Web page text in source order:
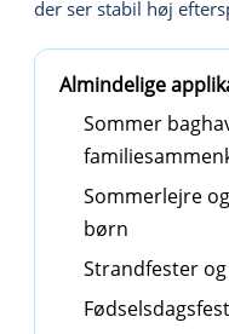
der ser stabil høj
Almindelige
Sommer
Sommerlejre
børn
Strandfester